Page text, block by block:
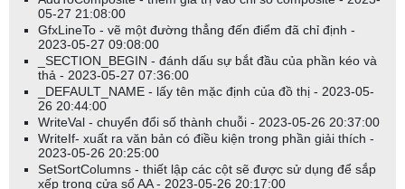
05-27 21:08:00
GfxLineTo - vẽ một đường thẳng đến điểm đã chỉ định -
2023-05-27 09:08:00
_SECTION_BEGIN - đánh dấu sự bắt đầu của phần kéo và
thả - 2023-05-27 07:36:00
_DEFAULT_NAME - lấy tên mặc định của đồ thị - 2023-05-
26 20:44:00
WriteVal - chuyển đổi số thành chuỗi - 2023-05-26 20:37:00
WriteIf- xuất ra văn bản có điều kiện trong phần giải thích -
2023-05-26 20:25:00
SetSortColumns - thiết lập các cột sẽ được sử dụng để sắp
xếp trong cửa sổ AA - 2023-05-26 20:17:00